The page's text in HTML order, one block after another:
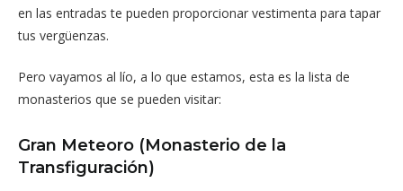
en las entradas te pueden proporcionar vestimenta para tapar
tus vergüenzas.
Pero vayamos al lío, a lo que estamos, esta es la lista de
monasterios que se pueden visitar:
Gran Meteoro (Monasterio de la
Transfiguración)